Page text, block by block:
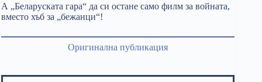
А „Беларуската гара“ да си остане само филм за войната,
вместо хъб за „бежанци“!
Оригинална публикация